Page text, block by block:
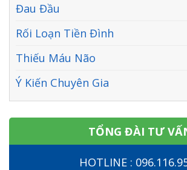
Đau Đầu
Rối Loạn Tiền Đình
Thiếu Máu Não
Ý Kiến Chuyên Gia
TỔNG ĐÀI TƯ
HOTLINE :